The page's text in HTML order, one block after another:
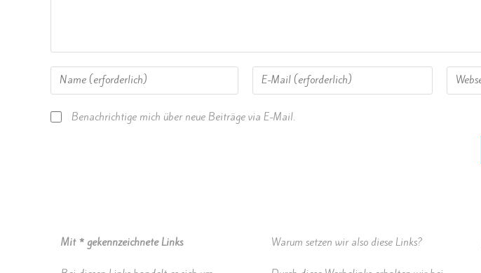
Benachrichtige mich über neue Beiträge via E-Mail.
Mit * gekennzeichnete Links Warum setzen wir also diese Links?